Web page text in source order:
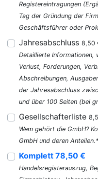
Registereintragungen
Tag der Gründung der
Geschäftsführer oder
Jahresabschluss 8,50
Detaillierte Informationen,
Verlust, Forderungen,
Abschreibungen,
der Jahresabschluss
und über 100 Seiten (bei
Gesellschafterliste
Wem gehört die GmbH?
GmbH und deren
Komplett 78,50 €
Handelsregisterauszug,